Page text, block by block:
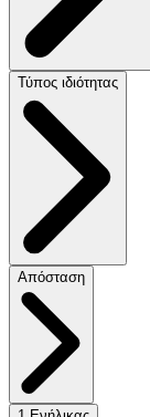
Τύπος ιδιότητας
Απόσταση